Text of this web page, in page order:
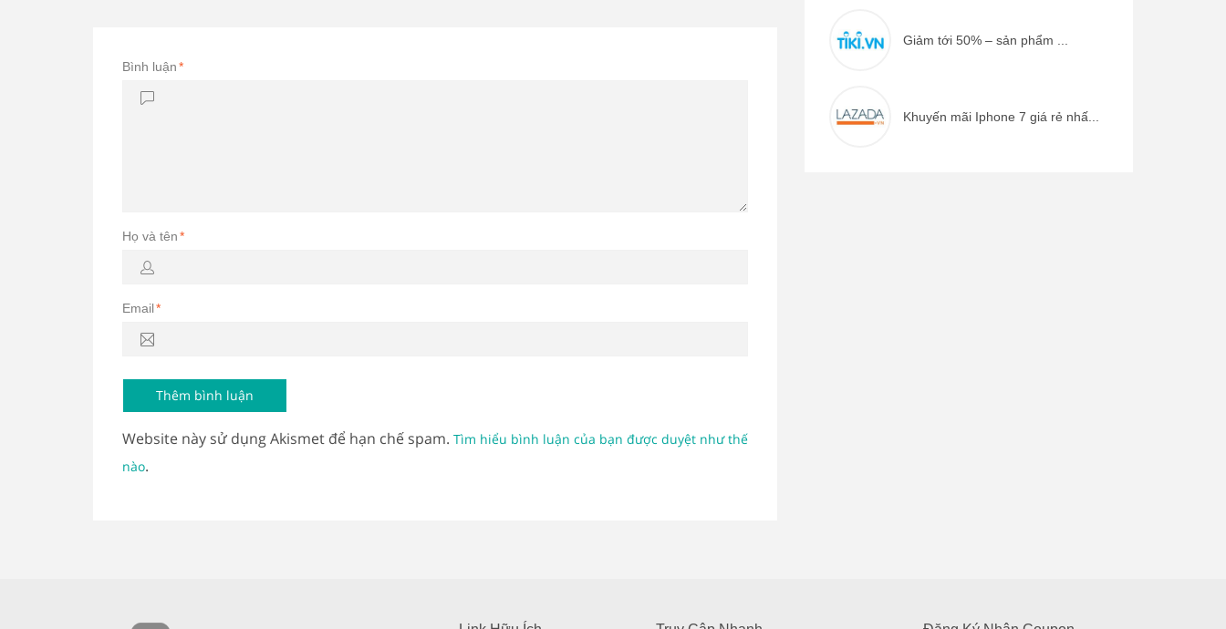
Bình luận*
Họ và tên*
Email*
Website này sử dụng Akismet để hạn chế spam. Tìm hiểu bình luận của bạn được duyệt như thế
nào.
Giảm tới 50% – sản phẩm ...
Khuyến mãi Iphone 7 giá rẻ nhấ...